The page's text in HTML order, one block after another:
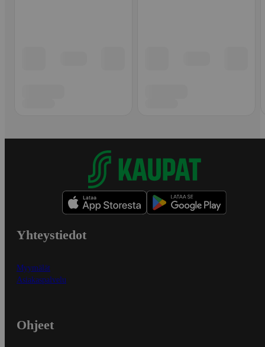
Yhteystiedot
Myymälät
Asiakaspalvelu
Ohjeet